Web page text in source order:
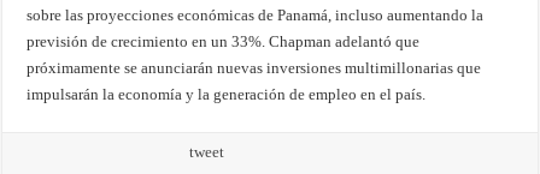
sobre las proyecciones económicas de Panamá, incluso aumentando la
previsión de crecimiento en un 33%. Chapman adelantó que
próximamente se anunciarán nuevas inversiones multimillonarias que
impulsarán la economía y la generación de empleo en el país.
tweet